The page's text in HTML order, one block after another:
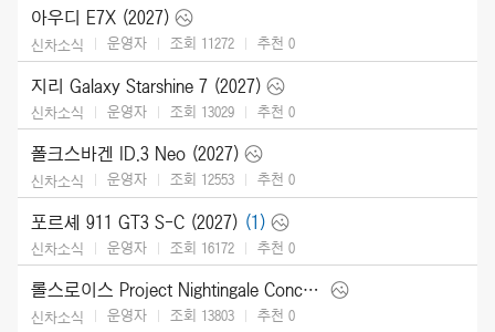
아우디 E7X (2027)
신차소식 운영자 조회 11272 추천 0
지리 Galaxy Starshine 7 (2027)
신차소식 운영자 조회 13029 추천 0
폴크스바겐 ID.3 Neo (2027)
신차소식 운영자 조회 12553 추천 0
포르셰 911 GT3 S-C (2027) (1)
신차소식 운영자 조회 16172 추천 0
롤스로이스 Project Nightingale Concept (2026)
신차소식 운영자 조회 13803 추천 0